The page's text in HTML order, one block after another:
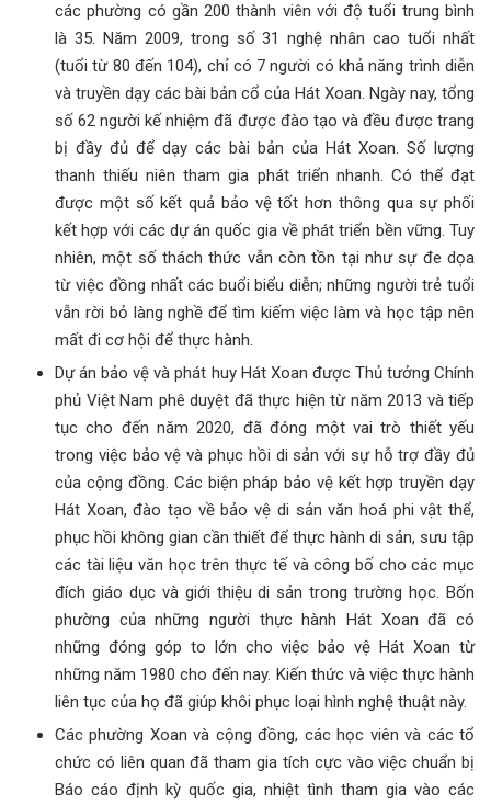
các phường có gần 200 thành viên với độ tuổi trung bình
là 35. Năm 2009, trong số 31 nghệ nhân cao tuổi nhất
(tuổi từ 80 đến 104), chỉ có 7 người có khả năng trình diễn
và truyền dạy các bài bản cổ của Hát Xoan. Ngày nay, tổng
số 62 người kế nhiệm đã được đào tạo và đều được trang
bị đầy đủ để dạy các bài bản của Hát Xoan. Số lượng
thanh thiếu niên tham gia phát triển nhanh. Có thể đạt
được một số kết quả bảo vệ tốt hơn thông qua sự phối
kết hợp với các dự án quốc gia về phát triển bền vững. Tuy
nhiên, một số thách thức vẫn còn tồn tại như sự đe dọa
từ việc đồng nhất các buổi biểu diễn; những người trẻ tuổi
vẫn rời bỏ làng nghề để tìm kiếm việc làm và học tập nên
mất đi cơ hội để thực hành.
Dự án bảo vệ và phát huy Hát Xoan được Thủ tưởng Chính
phủ Việt Nam phê duyệt đã thực hiện từ năm 2013 và tiếp
tục cho đến năm 2020, đã đóng một vai trò thiết yếu
trong việc bảo vệ và phục hồi di sản với sự hỗ trợ đầy đủ
của cộng đồng. Các biện pháp bảo vệ kết hợp truyền dạy
Hát Xoan, đào tạo về bảo vệ di sản văn hoá phi vật thể,
phục hồi không gian cần thiết để thực hành di sản, sưu tập
các tài liệu văn học trên thực tế và công bố cho các mục
đích giáo dục và giới thiệu di sản trong trường học. Bốn
phường của những người thực hành Hát Xoan đã có
những đóng góp to lớn cho việc bảo vệ Hát Xoan từ
những năm 1980 cho đến nay. Kiến thức và việc thực hành
liên tục của họ đã giúp khôi phục loại hình nghệ thuật này.
Các phường Xoan và cộng đồng, các học viên và các tổ
chức có liên quan đã tham gia tích cực vào việc chuẩn bị
Báo cáo định kỳ quốc gia, nhiệt tình tham gia vào các